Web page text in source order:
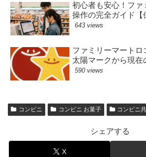
初心者も安心！ファ
操作の完全ガイド【
643 views
ファミリーマート
太陽マークから現在
590 views
コンビニ コンビニ お菓子 コンビニ
シェアする
X